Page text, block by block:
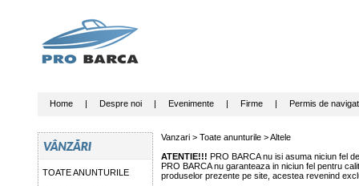
Home| Despre noi| Evenimente| Firme| Permis de
TOATE ANUNTURILE
Vanzari > Toate anunturile>Altele
ATENTIE!!! PRO BARCA nu isi asuma niciun fel
PRO BARCA nu garanteaza in niciun fel pentru
produselor prezente pe site, acestea revenind